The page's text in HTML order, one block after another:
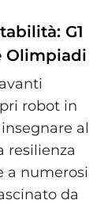
G1
Olimpiadi
robot in
al
resilienza
a numerosi
da